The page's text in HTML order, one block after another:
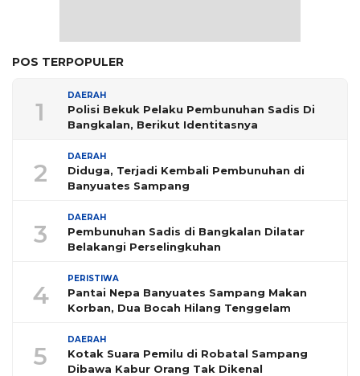
POS TERPOPULER
1
DAERAH
Polisi Bekuk Pelaku Pembunuhan Sadis Di
Bangkalan, Berikut Identitasnya
2
DAERAH
Diduga, Terjadi Kembali Pembunuhan di
Banyuates Sampang
3
DAERAH
Pembunuhan Sadis di Bangkalan Dilatar
Belakangi Perselingkuhan
4
PERISTIWA
Pantai Nepa Banyuates Sampang Makan
Korban, Dua Bocah Hilang Tenggelam
5
DAERAH
Kotak Suara Pemilu di Robatal Sampang
Dibawa Kabur Orang Tak Dikenal